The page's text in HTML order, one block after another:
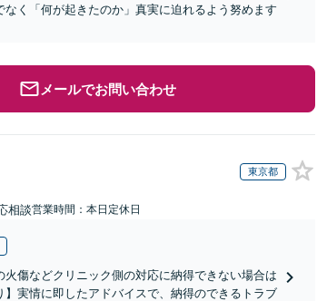
く「何が起きたのか」真実に迫れるよう努めます
メールでお問い合わせ
東京都
相談営業時間：本日定休日
傷などクリニック側の対応に納得できない場合は
実情に即したアドバイスで、納得のできるトラブ